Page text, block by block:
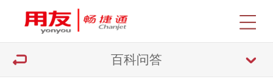
百科问答